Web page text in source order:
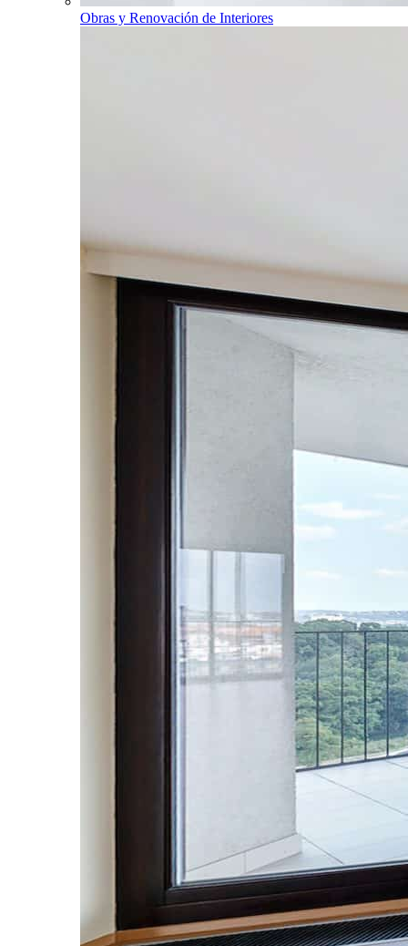
Obras y Renovación de Interiores